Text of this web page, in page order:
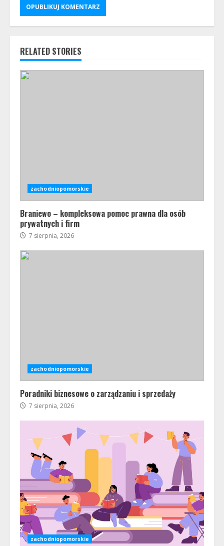
RELATED STORIES
zachodniopomorskie
Braniewo – kompleksowa pomoc prawna dla osób
prywatnych i firm
7 sierpnia, 2026
zachodniopomorskie
Poradniki biznesowe o zarządzaniu i sprzedaży
7 sierpnia, 2026
zachodniopomorskie